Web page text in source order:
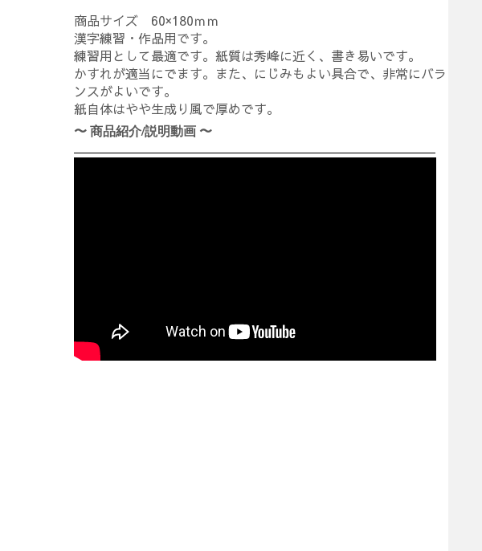
商品サイズ 60×180ｍｍ
漢字練習・作品用です。
練習用として最適です。紙質は秀峰に近く、書き易いです。
かすれが適当にでます。また、にじみもよい具合で、非常にバラ
ンスがよいです。
紙自体はやや生成り風で厚めです。
〜 商品紹介/説明動画 〜